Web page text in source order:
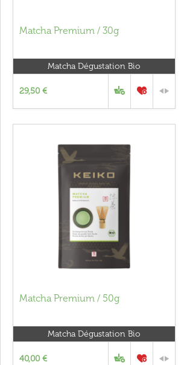
Matcha Premium / 30g
Matcha Dégustation Bio
29,50 €
Matcha Premium / 50g
Matcha Dégustation Bio
40,00 €